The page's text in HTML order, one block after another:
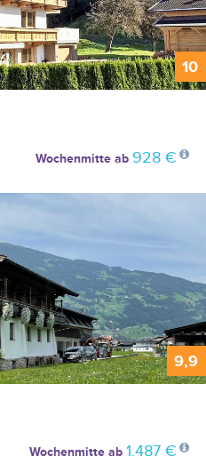
10
Wochenmitteab 928 €
9,9
Wochenmitteab 1.487 €